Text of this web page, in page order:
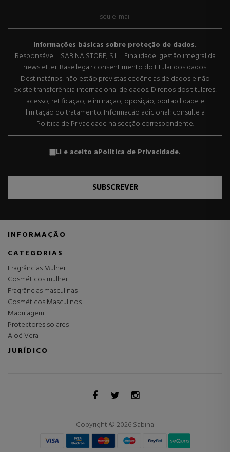
Informações básicas sobre proteção de dados.
Responsável: "SABINA STORE, S.L.". Finalidade: gestão integral da
newsletter. Base legal: consentimento do titular dos dados.
Destinatários: não estão previstas cedências de dados e não
existe transferência internacional de dados. Direitos dos titulares:
acesso, retificação, eliminação, oposição, portabilidade e
limitação do tratamento. Informação adicional: consulte a
Política de Privacidade na secção correspondente.
Li e aceito aPolítica de Privacidade.
SUBSCREVER
INFORMAÇÃO
CATEGORIAS
Fragrâncias Mulher
Cosméticos mulher
Fragrâncias masculinas
Cosméticos Masculinos
Maquiagem
Protectores solares
Aloé Vera
JURÍDICO
Copyright © 2026 Sabina